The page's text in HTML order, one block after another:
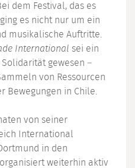
dem Festival, das es
es nicht nur um ein
musikalische Auftritte.
International sei ein
gewesen –
von Ressourcen
Bewegungen in Chile.
von seiner
International
in den
weiterhin aktiv